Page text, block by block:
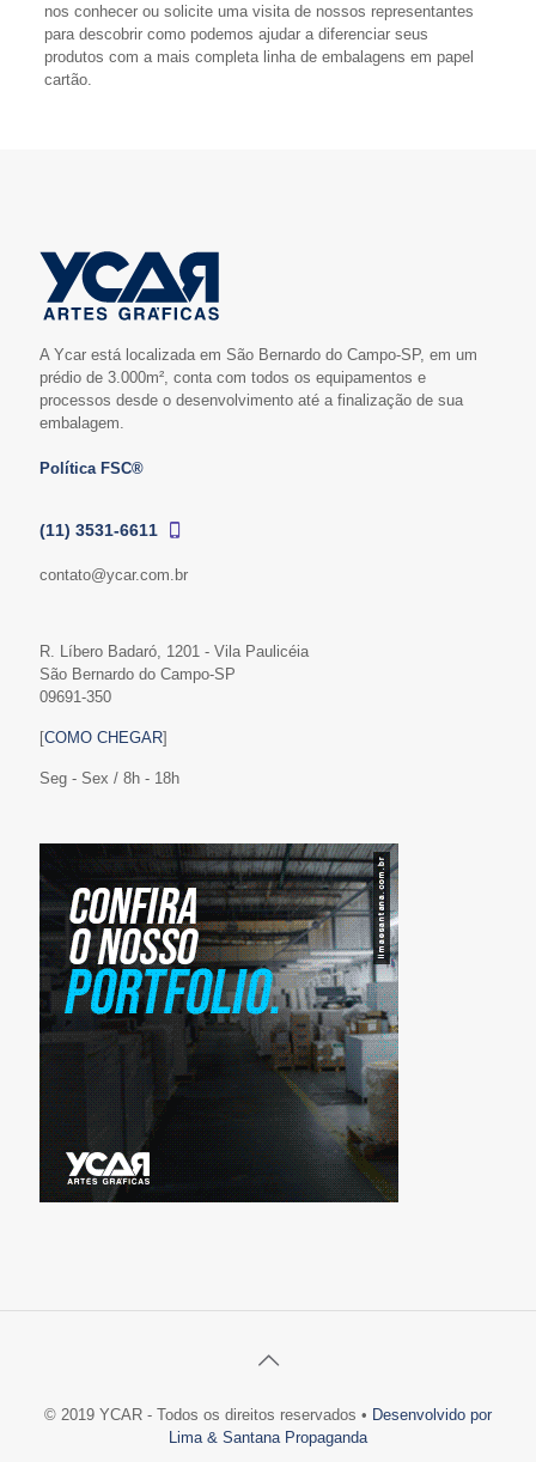
nos conhecer ou solicite uma visita de nossos representantes
para descobrir como podemos ajudar a diferenciar seus
produtos com a mais completa linha de embalagens em papel
cartão.
A Ycar está localizada em São Bernardo do Campo-SP, em um
prédio de 3.000m², conta com todos os equipamentos e
processos desde o desenvolvimento até a finalização de sua
embalagem.
Política FSC®
(11) 3531-6611
contato@ycar.com.br
R. Líbero Badaró, 1201 - Vila Paulicéia
São Bernardo do Campo-SP
09691-350
[COMO CHEGAR]
Seg - Sex / 8h - 18h
© 2019 YCAR - Todos os direitos reservados • Desenvolvido por
Lima & Santana Propaganda